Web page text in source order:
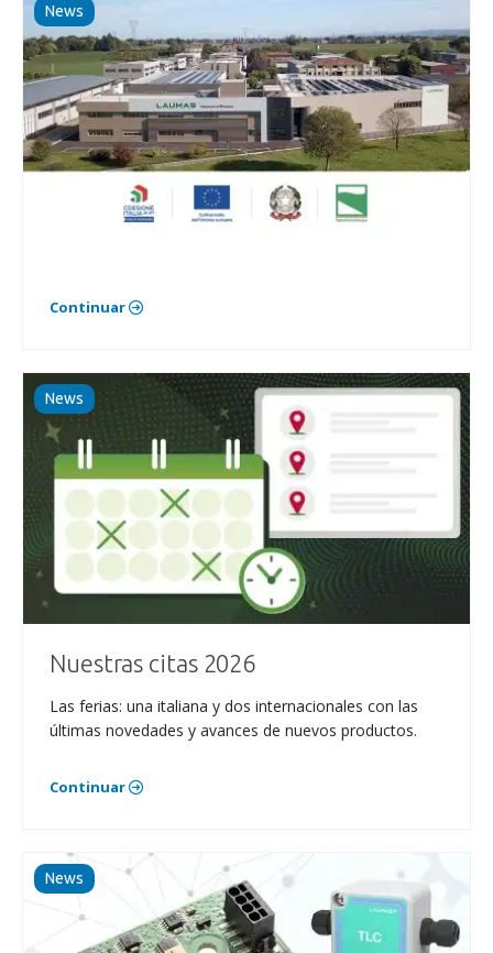
News
Continuar
News
Nuestras citas 2026
Las ferias: una italiana y dos internacionales con las
últimas novedades y avances de nuevos productos.
Continuar
News